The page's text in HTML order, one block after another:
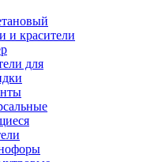
и красители
для